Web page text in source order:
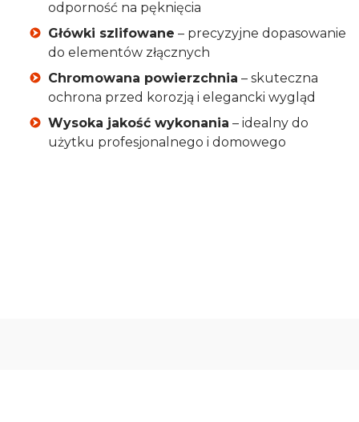
odporność na pęknięcia
Główki szlifowane – precyzyjne dopasowanie
do elementów złącznych
Chromowana powierzchnia – skuteczna
ochrona przed korozją i elegancki wygląd
Wysoka jakość wykonania – idealny do
użytku profesjonalnego i domowego